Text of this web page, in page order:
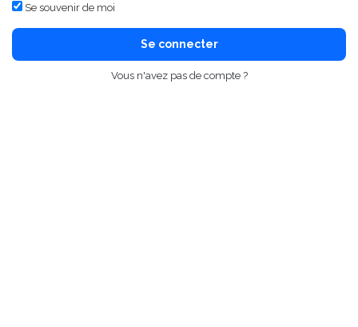
Se souvenir de moi
Se connecter
Vous n'avez pas de compte ?